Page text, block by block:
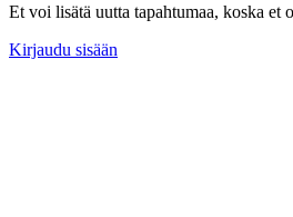
Et voi lisätä uutta tapahtumaa, koska et
Kirjaudu sisään